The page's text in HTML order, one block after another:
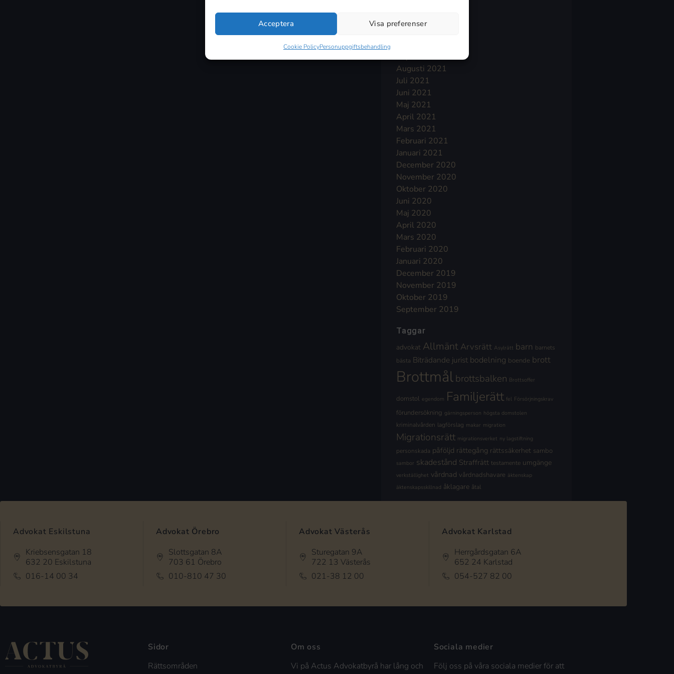
Acceptera Visa preferenser
Cookie PolicyPersonuppgiftsbehandling
December 2021
Augusti 2021
Juli 2021
Juni 2021
Maj 2021
April 2021
Mars 2021
Februari 2021
Januari 2021
December 2020
November 2020
Oktober 2020
Juni 2020
Maj 2020
April 2020
Mars 2020
Februari 2020
Januari 2020
December 2019
November 2019
Oktober 2019
September 2019
Taggar
advokat Allmänt Arvsrätt Asylrätt barn barnets
bästa Biträdande jurist bodelning boende brott
Brottmålbrottsbalken Brottsoffer
domstol egendom Familjerätt fel Försörjningskrav
förundersökning gärningsperson högsta domstolen
kriminalvården lagförslag makar migration
Migrationsrätt migrationsverket ny lagstiftning
personskada påföljd rättegång rättssäkerhet sambo
sambor skadestånd Straffrätt testamente umgänge
verkställighet vårdnad vårdnadshavare äktenskap
äktenskapsskillnad åklagare åtal
Advokat Eskilstuna
Kriebsensgatan 18
632 20 Eskilstuna
016-14 00 34
Advokat Örebro
Slottsgatan 8A
703 61 Örebro
010-810 47 30
Advokat Västerås
Sturegatan 9A
722 13 Västerås
021-38 12 00
Advokat Karlstad
Herrgårdsgatan 6A
652 24 Karlstad
054-527 82 00
Sidor
Rättsområden
Om oss
Vi på Actus Advokatbyrå har lång och
Sociala medier
Följ oss på våra sociala medier för att